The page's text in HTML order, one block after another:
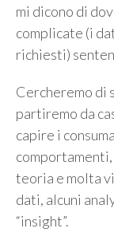
mi dicono di
complicate (i
richiesti)
Cercheremo di
partiremo da
capire i
teoria e molta
dati, alcuni
“insight”.